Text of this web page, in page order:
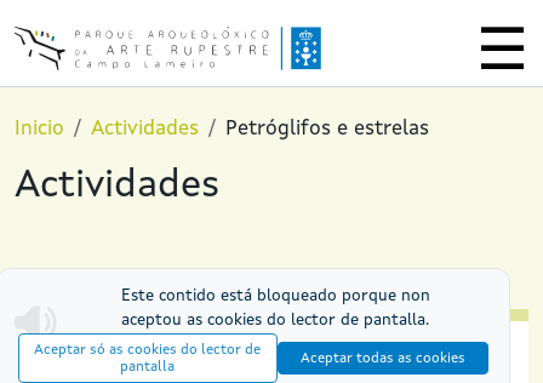
Inicio Actividades Petróglifos e estrelas
Actividades
Este contido está bloqueado porque non
aceptou as cookies do lector de pantalla.
Aceptar só as cookies do lector de
pantalla
Aceptar todas as cookies
NOITES NO PAAR